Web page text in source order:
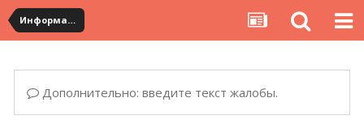
Информация по полученным посылкам
Дополнительно: введите текст жалобы.